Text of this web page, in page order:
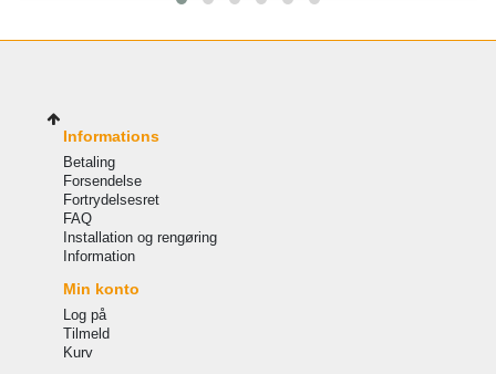
Informations
Betaling
Forsendelse
Fortrydelsesret
FAQ
Installation og rengøring
Information
Min konto
Log på
Tilmeld
Kurv